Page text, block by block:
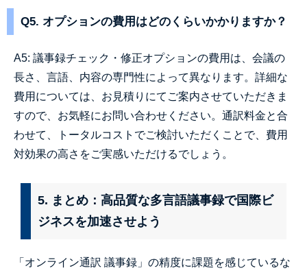
Q5. オプションの費用はどのくらいかかりますか？
A5: 議事録チェック・修正オプションの費用は、会議の
長さ、言語、内容の専門性によって異なります。詳細な
費用については、お見積りにてご案内させていただきま
すので、お気軽にお問い合わせください。通訳料金と合
わせて、トータルコストでご検討いただくことで、費用
対効果の高さをご実感いただけるでしょう。
5. まとめ：高品質な多言語議事録で国際ビ
ジネスを加速させよう
「オンライン通訳 議事録」の精度に課題を感じているな